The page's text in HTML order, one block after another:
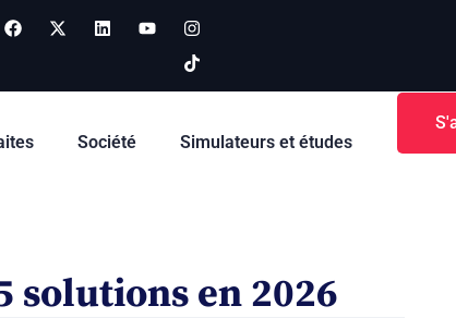
Société Simulateurs et études
solutions en 2026